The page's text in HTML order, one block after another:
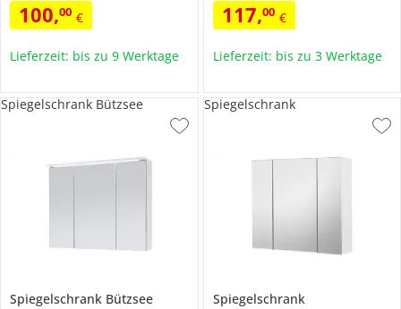
100,00 €
Lieferzeit: bis zu 9 Werktage
117,00 €
Lieferzeit: bis zu 3 Werktage
Spiegelschrank Bützsee
Spiegelschrank Bützsee
Spiegelschrank
Spiegelschrank